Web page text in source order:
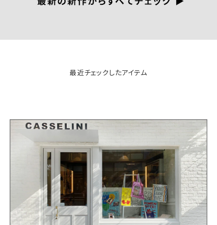
最近チェックしたアイテム